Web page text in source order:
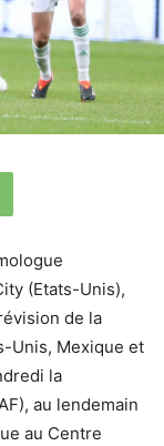
(Etats-Unis),
de la
Unis, Mexique et
la
au lendemain
au Centre